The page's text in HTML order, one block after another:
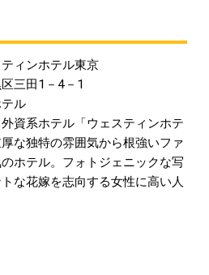
ィンホテル東京
三田1－4－1
ル
資系ホテル「ウェスティンホテ
な独特の雰囲気から根強いファ
ホテル。フォトジェニックな写
な花嫁を志向する女性に高い人